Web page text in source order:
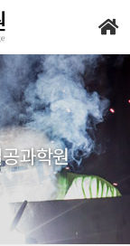
과학원